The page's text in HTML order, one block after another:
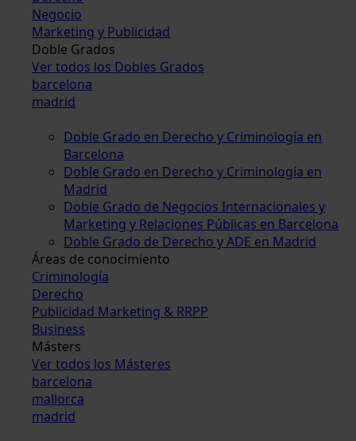
Negocio
Marketing y Publicidad
Doble Grados
Ver todos los Dobles Grados
barcelona
madrid
Doble Grado en Derecho y Criminología en
Barcelona
Doble Grado en Derecho y Criminología en
Madrid
Doble Grado de Negocios Internacionales y
Marketing y Relaciones Públicas en Barcelona
Doble Grado de Derecho y ADE en Madrid
Áreas de conocimiento
Criminología
Derecho
Publicidad Marketing & RRPP
Business
Másters
Ver todos los Másteres
barcelona
mallorca
madrid